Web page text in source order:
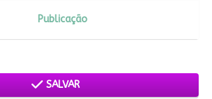
Publicação
SALVAR